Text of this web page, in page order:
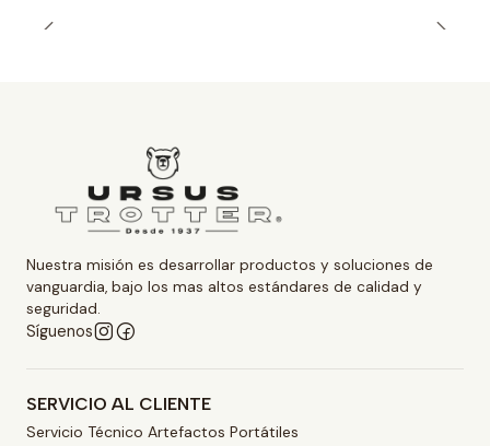
Nuestra misión es desarrollar productos y soluciones de
vanguardia, bajo los mas altos estándares de calidad y
seguridad.
Síguenos
SERVICIO AL CLIENTE
Servicio Técnico Artefactos Portátiles